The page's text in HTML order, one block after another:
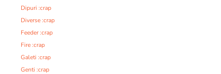
Dipuri :crap
Diverse :crap
Feeder :crap
Fire :crap
Galeti :crap
Genti :crap